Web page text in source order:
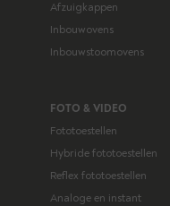
Afzuigkappen
Inbouwovens
Inbouwstoomovens
FOTO & VIDEO
Fototoestellen
Hybride fototoestellen
Reflex fototoestellen
Analoge en instant